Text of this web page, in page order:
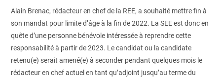
Alain Brenac, rédacteur en chef de la REE, a souhaité mettre fin à
son mandat pour limite d’âge à la fin de 2022. La SEE est donc en
quête d’une personne bénévole intéressée à reprendre cette
responsabilité à partir de 2023. Le candidat ou la candidate
retenu(e) serait amené(e) à seconder pendant quelques mois le
rédacteur en chef actuel en tant qu’adjoint jusqu’au terme du